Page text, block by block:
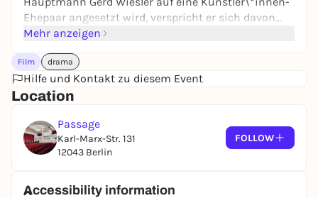
Ehepaar angesetzt wird, verspricht er sich davon
einen Karriereschub. Doch das intime Eindringen in
Denken und Reden – macht Wiesler die Armseligkeit
seines eigenen Daseins bewusst und eröffnet ihm
eine nie gekannte Welt, der er sich immer weniger
Mehr anzeigen
Film drama
Hilfe und Kontakt zu diesem Event
Location
Passage
Karl-Marx-Str. 131
12043 Berlin
FOLLOW
Accessibility information